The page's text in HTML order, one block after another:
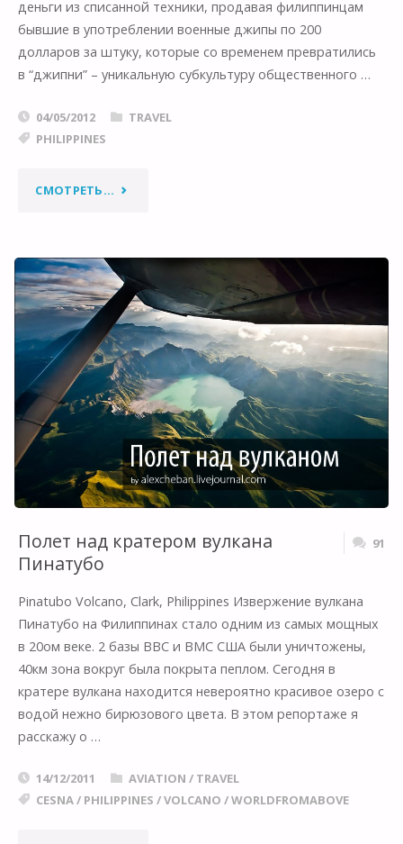
деньги из списанной техники, продавая филиппинцам
бывшие в употреблении военные джипы по 200
долларов за штуку, которые со временем превратились
в “джипни” – уникальную субкультуру общественного …
04/05/2012
TRAVEL
PHILIPPINES
СМОТРЕТЬ... "ВОЕННЫЙ
ПРЕВРАТИЛСЯ
“ДЖИПНИ”
–
ПРОСТУЮ
ФИЛИППИНСКУЮ
МАРШРУТКУ!"
Полет над кратером вулкана
Пинатубо
91
Pinatubo Volcano, Clark, Philippines Извержение вулкана
Пинатубо на Филиппинах стало одним из самых мощных
в 20ом веке. 2 базы ВВС и ВМС США были уничтожены,
40км зона вокруг была покрыта пеплом. Сегодня в
кратере вулкана находится невероятно красивое озеро с
водой нежно бирюзового цвета. В этом репортаже я
расскажу о …
14/12/2011 AVIATION / TRAVEL
CESNA/ PHILIPPINES /VOLCANO /WORLDFROMABOVE